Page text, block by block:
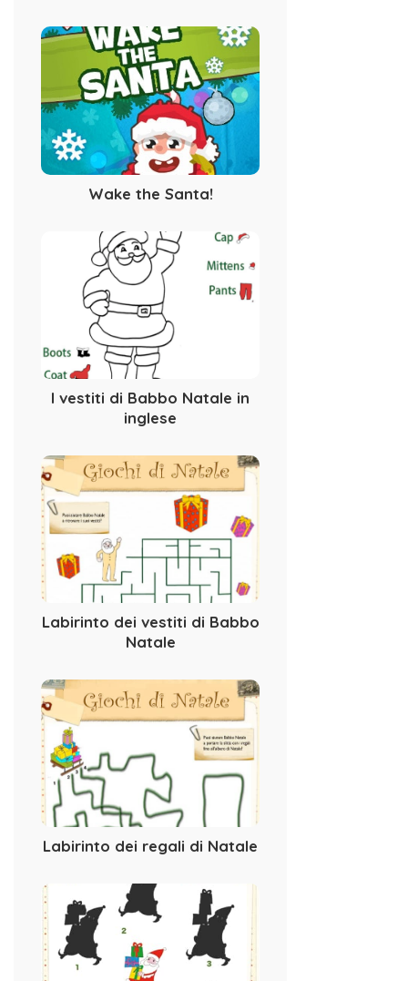
Wake the Santa!
I vestiti di Babbo Natale in
inglese
Labirinto dei vestiti di Babbo
Natale
Labirinto dei regali di Natale